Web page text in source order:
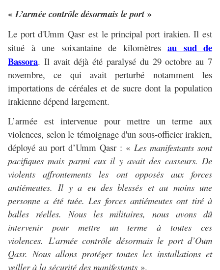
«L’armée contrôle désormais le port»
Le port d'Umm Qasr est le principal port irakien. Il est
situé à une soixantaine de kilomètres au sud de
Bassora. Il avait déjà été paralysé du 29 octobre au 7
novembre, ce qui avait perturbé notamment les
importations de céréales et de sucre dont la population
irakienne dépend largement.
L’armée est intervenue pour mettre un terme aux
violences, selon le témoignage d'un sous-officier irakien,
déployé au port d’Umm Qasr : «Les manifestants sont
pacifiques mais parmi eux il y avait des casseurs. De
violents affrontements les ont opposés aux forces
antiémeutes. Il y a eu des blessés et au moins une
personne a été tuée. Les forces antiémeutes ont tiré à
balles réelles. Nous les militaires, nous avons dû
intervenir pour mettre un terme à toutes ces
violences. L’armée contrôle désormais le port d’Oum
Qasr. Nous allons protéger toutes les installations et
veiller à la sécurité des manifestants ».